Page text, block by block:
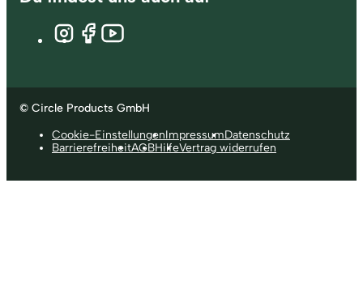
© Circle Products GmbH
Cookie-EinstellungenImpressumDatenschutz
BarrierefreiheitAGBHilfeVertrag widerrufen